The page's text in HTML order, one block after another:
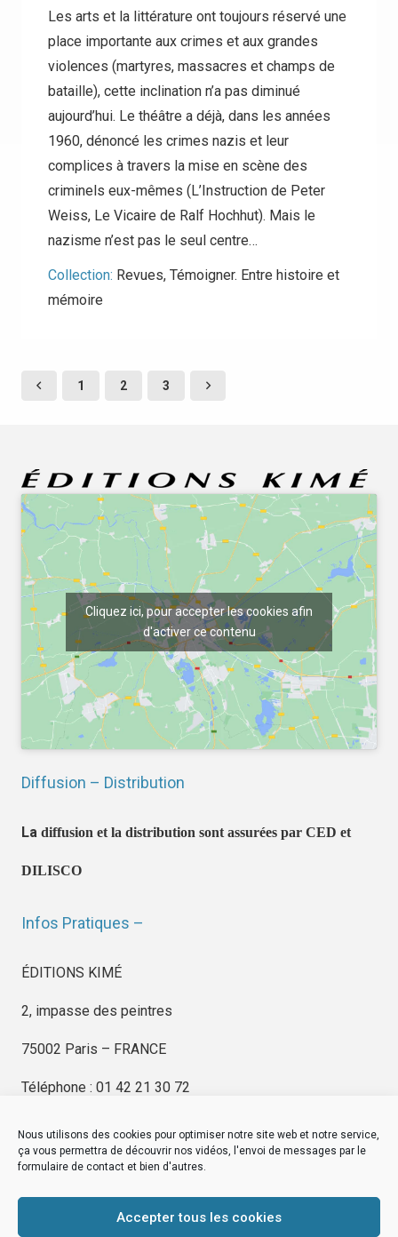
Nous utilisons des cookies pour optimiser notre site web et notre service,
ça vous permettra de découvrir nos vidéos, l'envoi de messages par le
formulaire de contact et bien d'autres.
Accepter tous les cookies
Les arts et la littérature ont toujours réservé une
place importante aux crimes et aux grandes
violences (martyres, massacres et champs de
bataille), cette inclination n’a pas diminué
aujourd’hui. Le théâtre a déjà, dans les années
1960, dénoncé les crimes nazis et leur
complices à travers la mise en scène des
criminels eux-mêmes (L’Instruction de Peter
Weiss, Le Vicaire de Ralf Hochhut). Mais le
nazisme n’est pas le seul centre…
Collection: Revues, Témoigner. Entre histoire et
mémoire
1 2 3
Cliquez ici, pour accepter les cookies afin
d'activer ce contenu
Diffusion – Distribution
La diffusion et la distribution sont assurées par CED et
DILISCO
Infos Pratiques –
ÉDITIONS KIMÉ
2, impasse des peintres
75002 Paris – FRANCE
Téléphone : 01 42 21 30 72
EDITIONS KIMÉ
Mentions Légales
© byeDovel.com